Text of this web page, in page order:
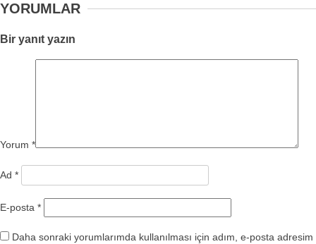
YORUMLAR
Bir yanıt yazın
Yorum *
Ad *
E-posta *
Daha sonraki yorumlarımda kullanılması için adım, e-posta adresim